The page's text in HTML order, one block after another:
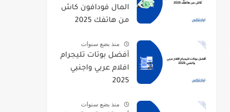
المال فودافون كاش
من هاتفك 2025
منذ بضع سنوات
أفضل بوتات تليجرام
افلام عربي واجنبي
2025
منذ بضع سنوات